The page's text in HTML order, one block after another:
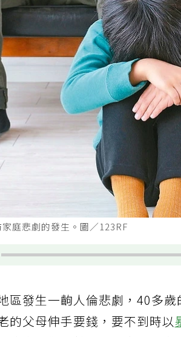
庭悲劇的發生。圖／123RF
區發生一齣人倫悲劇，40多
的父母伸手要錢，要不到時以